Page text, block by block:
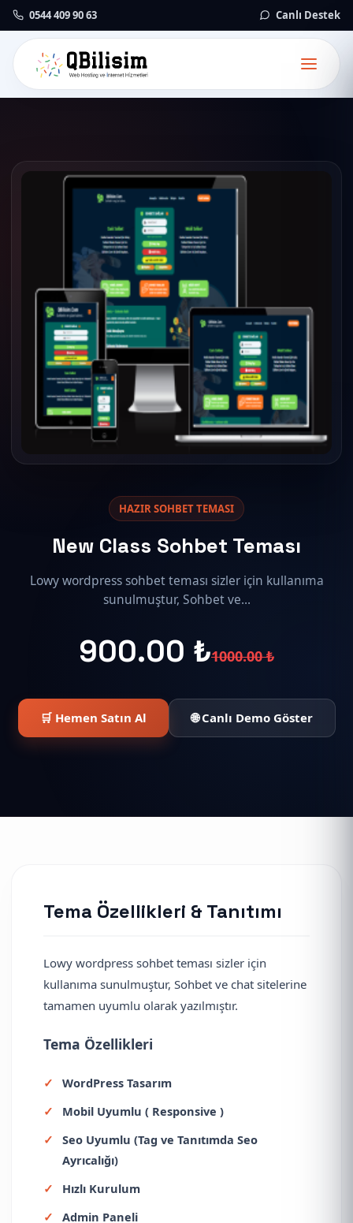
0544 409 90 63 Canlı Destek
HAZIR SOHBET TEMASI
New Class Sohbet Teması
Lowy wordpress sohbet teması sizler için kullanıma
sunulmuştur, Sohbet ve...
900.00 ₺1000.00 ₺
🛒 Hemen Satın Al 🌐 Canlı Demo Göster
Tema Özellikleri & Tanıtımı
Lowy wordpress sohbet teması sizler için
kullanıma sunulmuştur, Sohbet ve chat sitelerine
tamamen uyumlu olarak yazılmıştır.
Tema Özellikleri
WordPress Tasarım
Mobil Uyumlu ( Responsive )
Seo Uyumlu (Tag ve Tanıtımda Seo
Ayrıcalığı)
Hızlı Kurulum
Admin Paneli